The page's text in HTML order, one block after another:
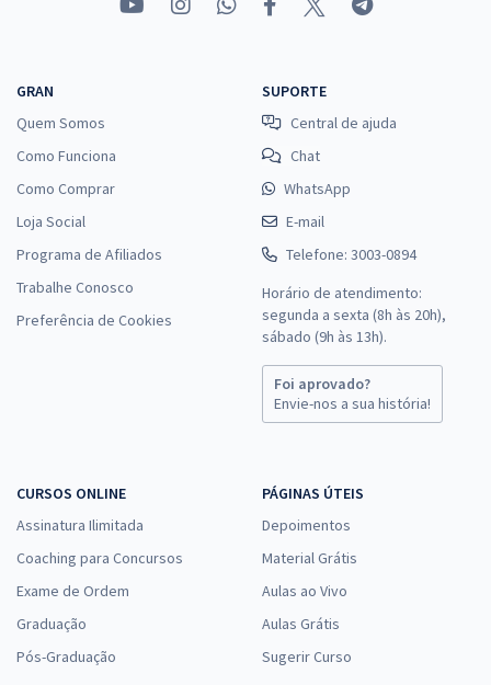
GRAN
Quem Somos
Como Funciona
Como Comprar
Loja Social
Programa de Afiliados
Trabalhe Conosco
Preferência de Cookies
SUPORTE
Central de ajuda
Chat
WhatsApp
E-mail
Telefone: 3003-0894
Horário de atendimento:
segunda a sexta (8h às 20h),
sábado (9h às 13h).
Foi aprovado?
Envie-nos a sua história!
CURSOS ONLINE
Assinatura Ilimitada
Coaching para Concursos
Exame de Ordem
Graduação
Pós-Graduação
PÁGINAS ÚTEIS
Depoimentos
Material Grátis
Aulas ao Vivo
Aulas Grátis
Sugerir Curso